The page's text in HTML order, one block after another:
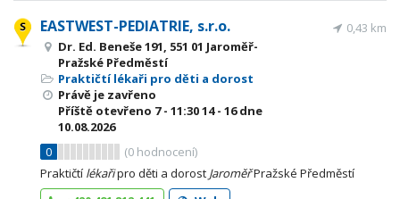
EASTWEST-PEDIATRIE, s.r.o.
Dr. Ed. Beneše 191, 551 01 Jaroměř-
Pražské Předměstí
Praktičtí lékaři pro děti a dorost
Právě je zavřeno
Příště otevřeno 7 - 11:3014 - 16dne
10.08.2026
0
(0 hodnocení)
0,43 km
Praktičtí lékařipro děti a dorost JaroměřPražské Předměstí